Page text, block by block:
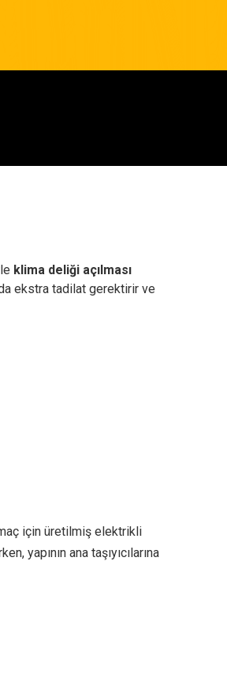
klima deliği açılması
ekstra tadilat gerektirir ve
için üretilmiş elektrikli
yapının ana taşıyıcılarına